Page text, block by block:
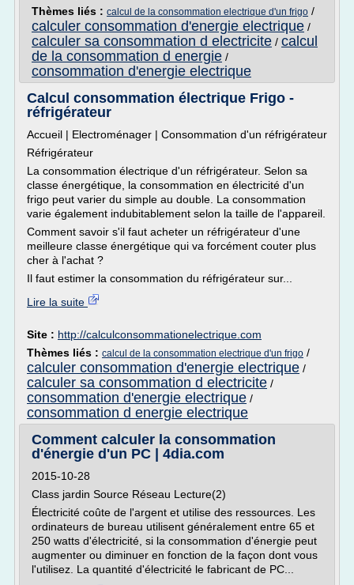
Thèmes liés : calcul de la consommation electrique d'un frigo /
calculer consommation d'energie electrique /
calculer sa consommation d electricite / calcul
de la consommation d energie /
consommation d'energie electrique
Calcul consommation électrique Frigo -
réfrigérateur
Accueil | Electroménager | Consommation d'un réfrigérateur
Réfrigérateur
La consommation électrique d'un réfrigérateur. Selon sa
classe énergétique, la consommation en électricité d'un
frigo peut varier du simple au double. La consommation
varie également indubitablement selon la taille de l'appareil.
Comment savoir s'il faut acheter un réfrigérateur d'une
meilleure classe énergétique qui va forcément couter plus
cher à l'achat ?
Il faut estimer la consommation du réfrigérateur sur...
Lire la suite
Site : http://calculconsommationelectrique.com
Thèmes liés : calcul de la consommation electrique d'un frigo /
calculer consommation d'energie electrique /
calculer sa consommation d electricite /
consommation d'energie electrique /
consommation d energie electrique
Comment calculer la consommation
d'énergie d'un PC | 4dia.com
2015-10-28
Class jardin Source Réseau Lecture(2)
Électricité coûte de l'argent et utilise des ressources. Les
ordinateurs de bureau utilisent généralement entre 65 et
250 watts d'électricité, si la consommation d'énergie peut
augmenter ou diminuer en fonction de la façon dont vous
l'utilisez. La quantité d'électricité le fabricant de PC...